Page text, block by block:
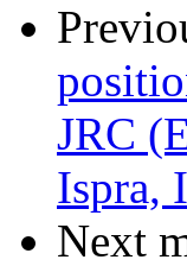
JRC
Ispra,
Next